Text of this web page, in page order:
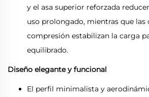
y el asa superior reforzada
uso prolongado, mientras que las
compresión estabilizan la carga
equilibrado.
Diseño elegante y funcional
El perfil minimalista y